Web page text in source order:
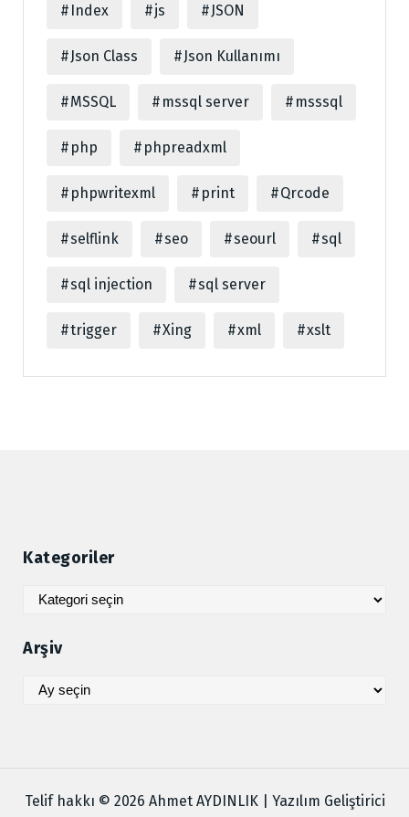
Index js JSON
Json Class Json Kullanımı
MSSQL mssql server msssql
php phpreadxml
phpwritexml print Qrcode
selflink seo seourl sql
sql injection sql server
trigger Xing xml xslt
Kategoriler
Kategoriler
Arşiv
Arşiv
Telif hakkı © 2026 Ahmet AYDINLIK | Yazılım Geliştirici